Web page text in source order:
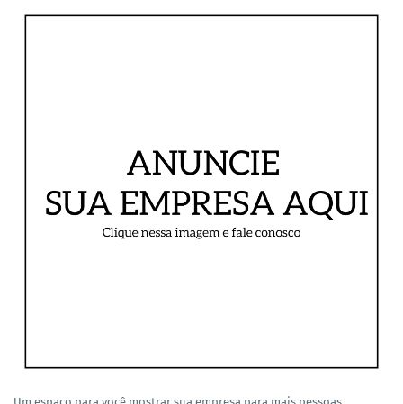
Um espaço para você mostrar sua empresa para mais pessoas